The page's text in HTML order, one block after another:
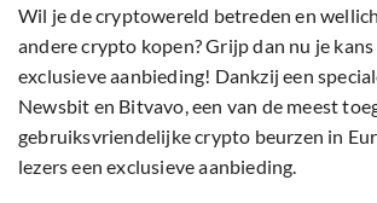
Wil je de cryptowereld betreden en
andere crypto kopen? Grijp dan nu je
exclusieve aanbieding! Dankzij een
Newsbit en Bitvavo, een van de meest
gebruiksvriendelijke crypto beurzen in
lezers een exclusieve aanbieding.